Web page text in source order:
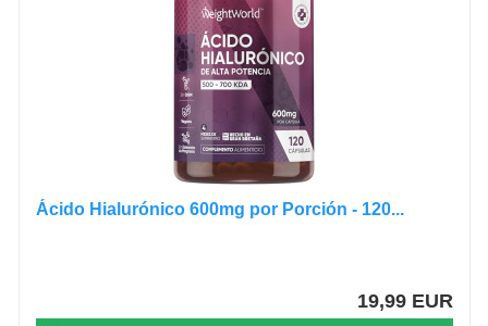
Ácido Hialurónico 600mg por Porción - 120...
19,99 EUR